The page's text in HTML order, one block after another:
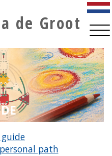
de Groot
path